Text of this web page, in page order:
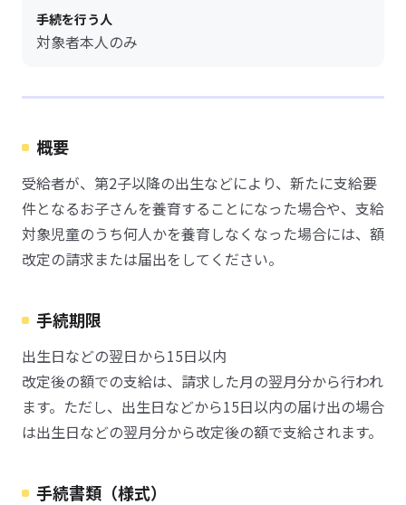
手続を行う人
対象者本人のみ
概要
受給者が、第2子以降の出生などにより、新たに支給要
件となるお子さんを養育することになった場合や、支給
対象児童のうち何人かを養育しなくなった場合には、額
改定の請求または届出をしてください。
手続期限
出生日などの翌日から15日以内
改定後の額での支給は、請求した月の翌月分から行われ
ます。ただし、出生日などから15日以内の届け出の場合
は出生日などの翌月分から改定後の額で支給されます。
手続書類（様式）